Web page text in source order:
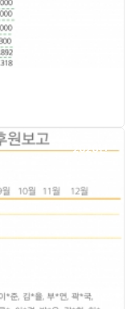
2026년